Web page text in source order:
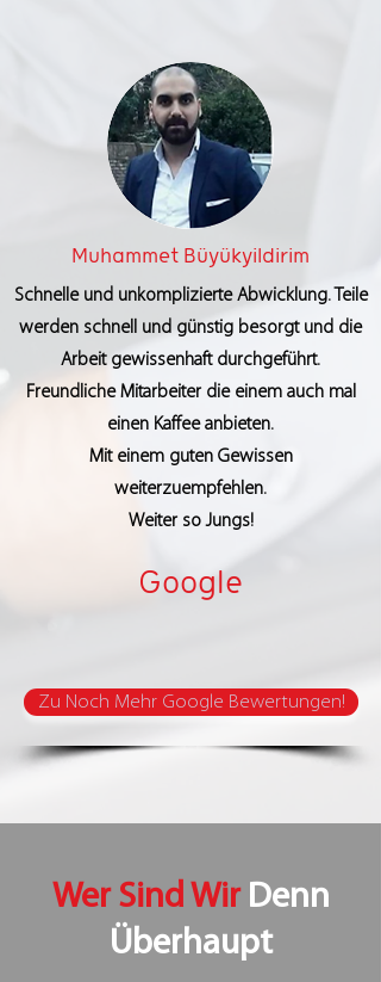
Muhammet Büyükyildirim
Schnelle und unkomplizierte Abwicklung. Teile
werden schnell und günstig besorgt und die
Arbeit gewissenhaft durchgeführt.
Freundliche Mitarbeiter die einem auch mal
einen Kaffee anbieten.
Mit einem guten Gewissen
weiterzuempfehlen.
Weiter so Jungs!
Google
Zu Noch Mehr Google Bewertungen!
Wer Sind WirDenn
Überhaupt